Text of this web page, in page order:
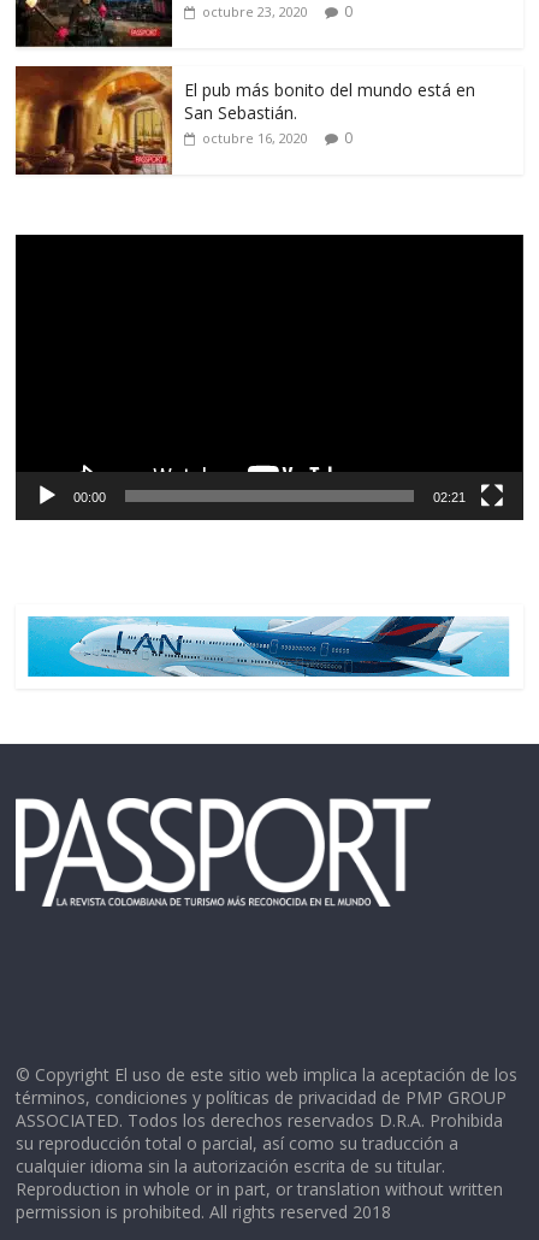
octubre 23, 2020 0
El pub más bonito del mundo está en
San Sebastián.
octubre 16, 2020 0
00:00 02:21
© Copyright El uso de este sitio web implica la aceptación de los
términos, condiciones y políticas de privacidad de PMP GROUP
ASSOCIATED. Todos los derechos reservados D.R.A. Prohibida
su reproducción total o parcial, así como su traducción a
cualquier idioma sin la autorización escrita de su titular.
Reproduction in whole or in part, or translation without written
permission is prohibited. All rights reserved 2018